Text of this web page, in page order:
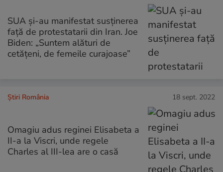
SUA şi-au manifestat susţinerea
faţă de protestatarii din Iran. Joe
Biden: „Suntem alături de
cetăţeni, de femeile curajoase”
Știri România 18 sept. 2022
Omagiu adus reginei Elisabeta a
II-a la Viscri, unde regele
Charles al III-lea are o casă